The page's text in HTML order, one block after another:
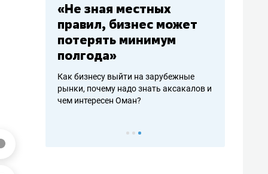
работа «Не зная местных
правил, бизнес может
потерять минимум
полгода»
Как бизнесу выйти на зарубежные
рынки, почему надо знать аксакалов и
чем интересен Оман?